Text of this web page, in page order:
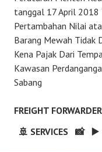
tanggal 17 April 2018
Pertambahan Nilai
Barang Mewah Tidak
Kena Pajak Dari
Kawasan
Sabang
FREIGHT
🚢 SERVICES
📸 ▶️